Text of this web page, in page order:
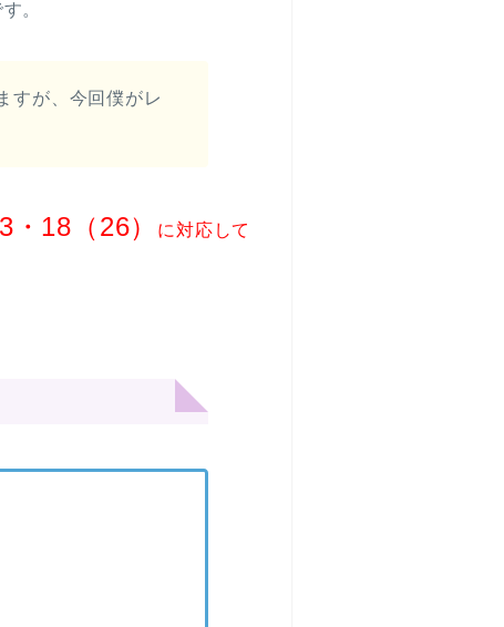
。
すが、今回僕がレ
18（26）
に対応して